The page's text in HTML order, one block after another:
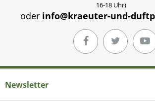
16-18 Uhr)
oder info@kraeuter-und-
Newsletter